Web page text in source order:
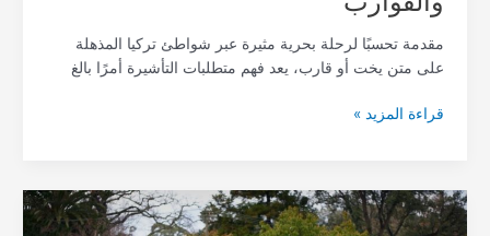
مقدمة تحسبًا لرحلة بحرية مثيرة عبر شواطئ تركيا المذهلة
على متن يخت أو قارب، يعد فهم متطلبات التأشيرة أمرًا بالغ
قراءة المزيد »
الشروع
في